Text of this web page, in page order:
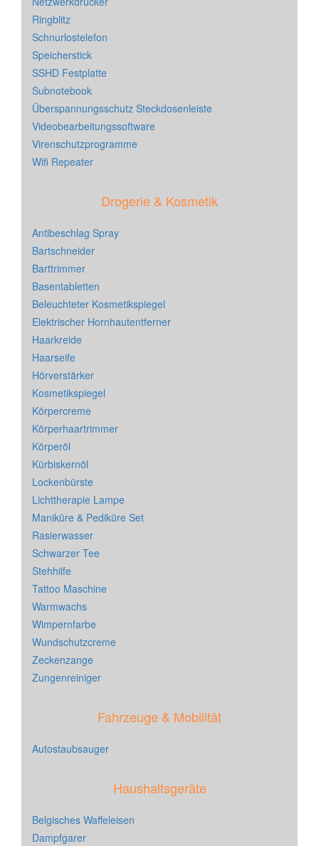
Ringblitz
Schnurlostelefon
Speicherstick
SSHD Festplatte
Subnotebook
Überspannungsschutz Steckdosenleiste
Videobearbeitungssoftware
Virenschutzprogramme
Wifi Repeater
Drogerie & Kosmetik
Antibeschlag Spray
Bartschneider
Barttrimmer
Basentabletten
Beleuchteter Kosmetikspiegel
Elektrischer Hornhautentferner
Haarkreide
Haarseife
Hörverstärker
Kosmetikspiegel
Körpercreme
Körperhaartrimmer
Körperöl
Kürbiskernöl
Lockenbürste
Lichttherapie Lampe
Maniküre & Pediküre Set
Rasierwasser
Schwarzer Tee
Stehhilfe
Tattoo Maschine
Warmwachs
Wimpernfarbe
Wundschutzcreme
Zeckenzange
Zungenreiniger
Fahrzeuge & Mobilität
Autostaubsauger
Haushaltsgeräte
Belgisches Waffeleisen
Dampfgarer